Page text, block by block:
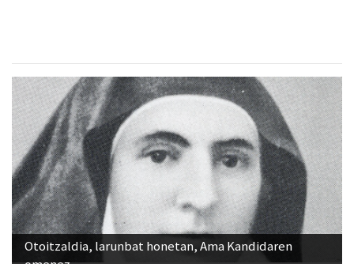
Otoitzaldia, larunbat honetan, Ama Kandidaren